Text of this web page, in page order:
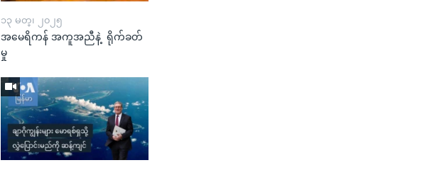
၁၃ မတ္၊ ၂၀၂၅
အမေရိကန် အကူအညီနဲ့ ရိုက်ခတ်
မှု